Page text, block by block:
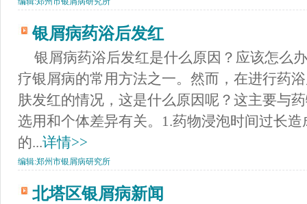
银屑病药浴后发红
银屑病药浴后发红是什么原因？应该怎么
疗银屑病的常用方法之一。然而，在进行药
肤发红的情况，这是什么原因呢？这主要与
选用和个体差异有关。1.药物浸泡时间过长
的...详情>>
编辑:郑州市银屑病研究所
北塔区银屑病新闻